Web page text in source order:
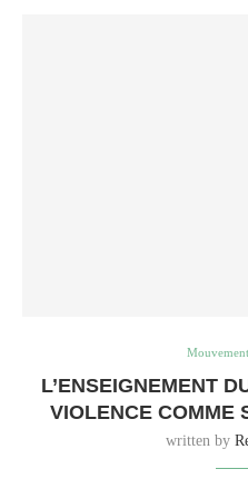
L’ENSEIGNEMENT
VIOLENCE COMME
written by